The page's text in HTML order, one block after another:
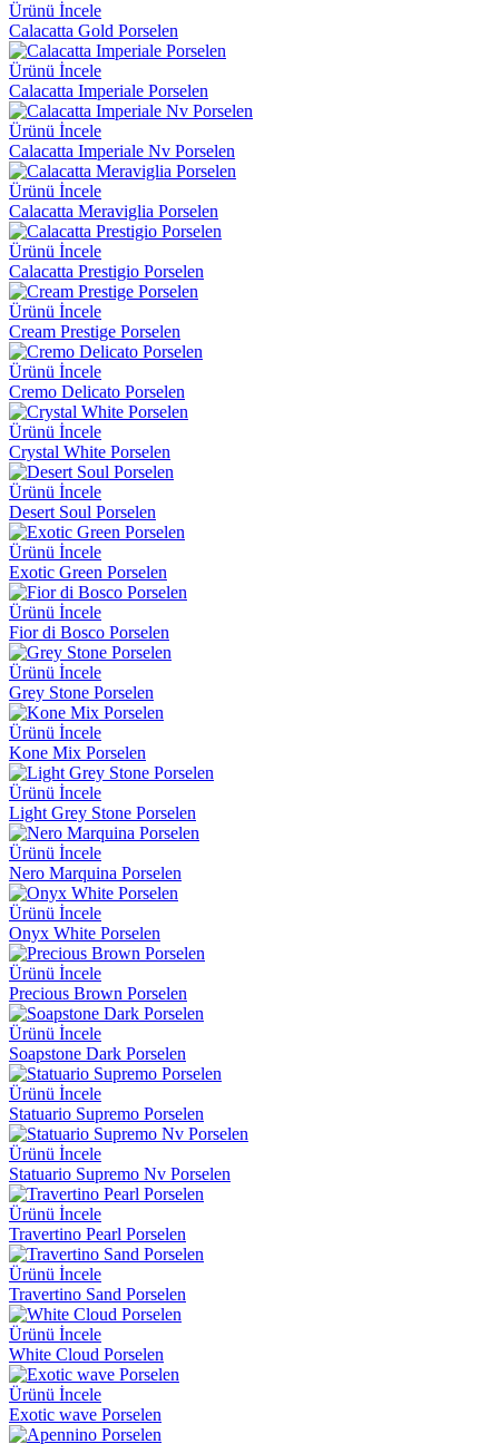
Ürünü İncele
Calacatta Gold Porselen
Ürünü İncele
Calacatta Imperiale Porselen
Ürünü İncele
Calacatta Imperiale Nv Porselen
Ürünü İncele
Calacatta Meraviglia Porselen
Ürünü İncele
Calacatta Prestigio Porselen
Ürünü İncele
Cream Prestige Porselen
Ürünü İncele
Cremo Delicato Porselen
Ürünü İncele
Crystal White Porselen
Ürünü İncele
Desert Soul Porselen
Ürünü İncele
Exotic Green Porselen
Ürünü İncele
Fior di Bosco Porselen
Ürünü İncele
Grey Stone Porselen
Ürünü İncele
Kone Mix Porselen
Ürünü İncele
Light Grey Stone Porselen
Ürünü İncele
Nero Marquina Porselen
Ürünü İncele
Onyx White Porselen
Ürünü İncele
Precious Brown Porselen
Ürünü İncele
Soapstone Dark Porselen
Ürünü İncele
Statuario Supremo Porselen
Ürünü İncele
Statuario Supremo Nv Porselen
Ürünü İncele
Travertino Pearl Porselen
Ürünü İncele
Travertino Sand Porselen
Ürünü İncele
White Cloud Porselen
Ürünü İncele
Exotic wave Porselen